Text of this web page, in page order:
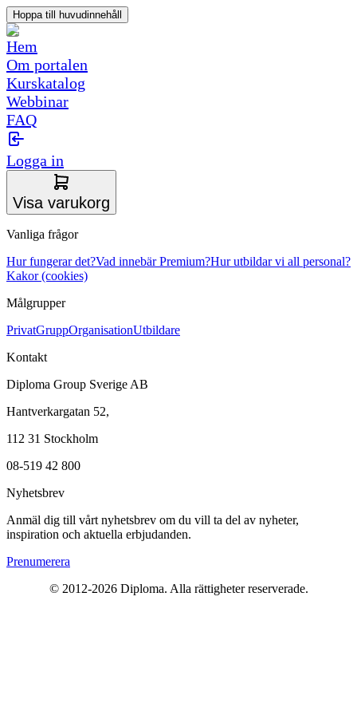
Hoppa till huvudinnehåll
Hem
Om portalen
Kurskatalog
Webbinar
FAQ
Logga in
Visa varukorg
Vanliga frågor
Hur fungerar det?Vad innebär Premium?Hur utbildar vi all personal?
Kakor (cookies)
Målgrupper
PrivatGruppOrganisationUtbildare
Kontakt
Diploma Group Sverige AB
Hantverkargatan 52,
112 31 Stockholm
08-519 42 800
Nyhetsbrev
Anmäl dig till vårt nyhetsbrev om du vill ta del av nyheter,
inspiration och aktuella erbjudanden.
Prenumerera
© 2012-2026 Diploma. Alla rättigheter reserverade.